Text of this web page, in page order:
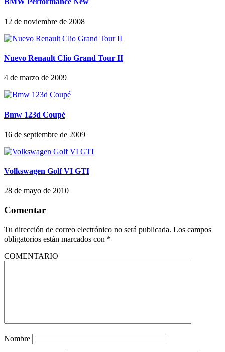
12 de noviembre de 2008
Nuevo Renault Clio Grand Tour II
4 de marzo de 2009
Bmw 123d Coupé
16 de septiembre de 2009
Volkswagen Golf VI GTI
28 de mayo de 2010
Comentar
Tu dirección de correo electrónico no será publicada. Los campos
obligatorios están marcados con *
COMENTARIO
Nombre